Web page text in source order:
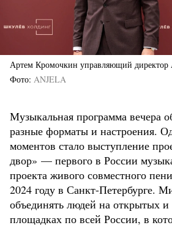
Артем Кромочкин управляющий директор
Фото ANJELA
Музыкальная программа вечера
разные форматы и настроения.
моментов стало выступление
двор» — первого в России
проекта живого совместного
2024 году в Санкт-Петербурге.
объединять людей на открытых
площадках по всей России, в